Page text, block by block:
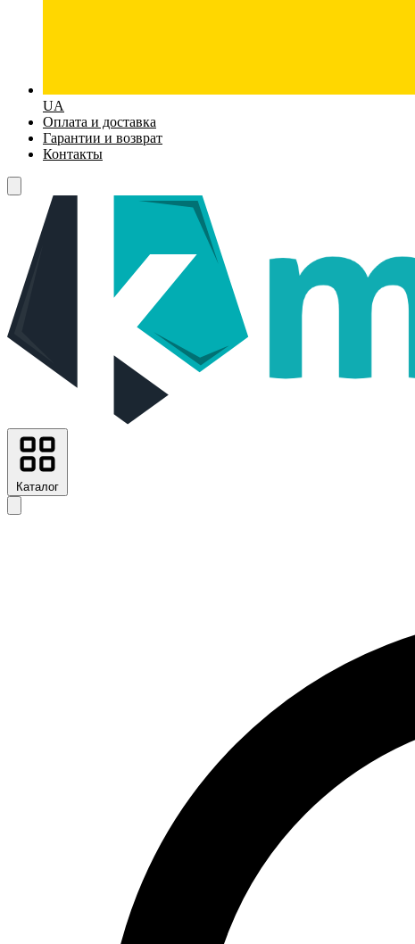
UA
Оплата и доставка
Гарантии и возврат
Контакты
Каталог